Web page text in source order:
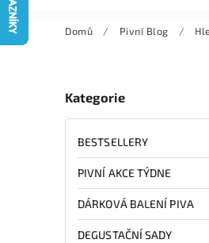
Domů / Pivní Blog /
Kategorie
BESTSELLERY
PIVNÍ AKCE TÝDNE
DÁRKOVÁ BALENÍ PIVA
DEGUSTAČNÍ SADY